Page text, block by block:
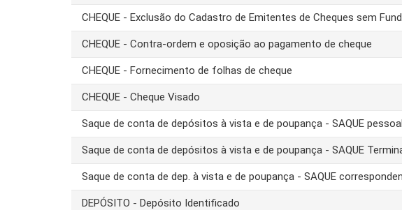
CHEQUE - Exclusão do Cadastro de Emitentes de Cheques sem
CHEQUE - Contra-ordem e oposição ao pagamento de cheque
CHEQUE - Fornecimento de folhas de cheque
CHEQUE - Cheque Visado
Saque de conta de depósitos à vista e de poupança - SAQUE pessoal
Saque de conta de depósitos à vista e de poupança - SAQUE
Saque de conta de dep. à vista e de poupança - SAQUE
DEPÓSITO - Depósito Identificado